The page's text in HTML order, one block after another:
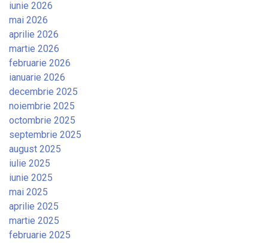
iunie 2026
mai 2026
aprilie 2026
martie 2026
februarie 2026
ianuarie 2026
decembrie 2025
noiembrie 2025
octombrie 2025
septembrie 2025
august 2025
iulie 2025
iunie 2025
mai 2025
aprilie 2025
martie 2025
februarie 2025